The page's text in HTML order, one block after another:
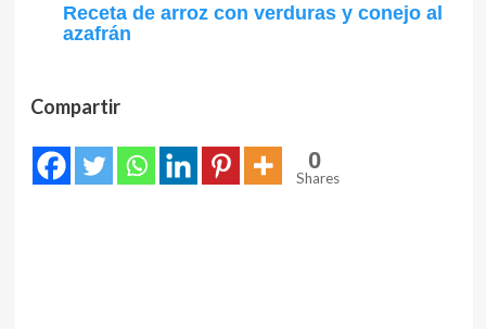
Receta de arroz con verduras y conejo al
azafrán
Compartir
0
Shares